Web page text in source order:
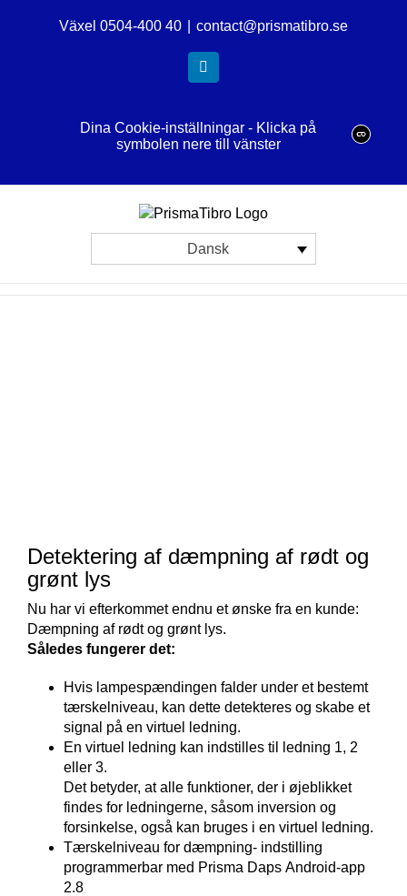
Växel 0504-400 40 contact@prismatibro.se
LinkedIn
Dina Cookie-inställningar - Klicka på
symbolen nere till vänster
Dansk
Detektering af dæmpning af rødt og
grønt lys
Nu har vi efterkommet endnu et ønske fra en kunde:
Dæmpning af rødt og grønt lys.
Således fungerer det:
Hvis lampespændingen falder under et bestemt
tærskelniveau, kan dette detekteres og skabe et
signal på en virtuel ledning.
En virtuel ledning kan indstilles til ledning 1, 2
eller 3.
Det betyder, at alle funktioner, der i øjeblikket
findes for ledningerne, såsom inversion og
forsinkelse, også kan bruges i en virtuel ledning.
Tærskelniveau for dæmpning- indstilling
programmerbar med Prisma Daps Android-app
2.8